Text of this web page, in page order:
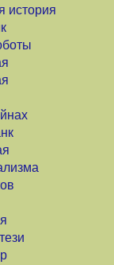
история